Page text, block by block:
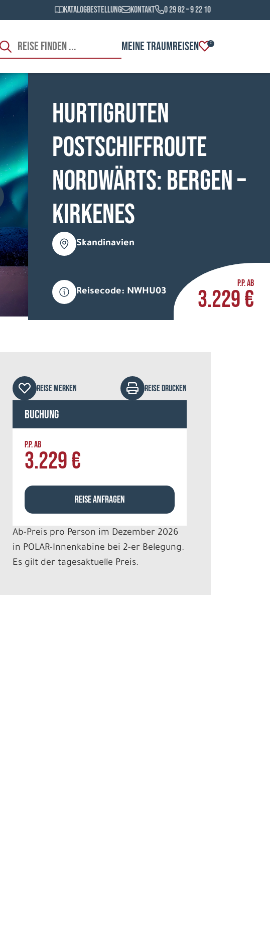
Katalogbestellung Kontakt 0 29 82 – 9 22 10
MEINE TRAUMREISEN 0
HURTIGRUTEN
Postschiffroute
nordwärts: Bergen –
Kirkenes
Skandinavien
Reisecode: NWHU03
P.P. AB
3.229 €
REISE MERKEN REISE DRUCKEN
Buchung
P.P. AB
3.229 €
REISE ANFRAGEN
Ab-Preis pro Person im Dezember 2026
in POLAR-Innenkabine bei 2-er Belegung.
Es gilt der tagesaktuelle Preis.